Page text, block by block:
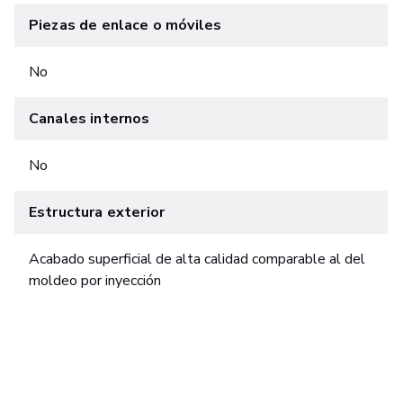
Piezas de enlace o móviles
No
Canales internos
No
Estructura exterior
Acabado superficial de alta calidad comparable al del
moldeo por inyección